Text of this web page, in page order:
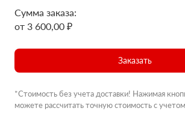
Сумма заказа:
от 3 600,00 ₽
Заказать
*Стоимость без учета доставки! Нажимая
можете рассчитать точную стоимость с